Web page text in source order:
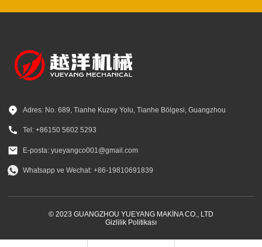
Adres: No. 689, Tianhe Kuzey Yolu, Tianhe Bölgesi, Guangzhou
Tel: +86150 5602 5293
E-posta: yueyangco001@gmail.com
Whatsapp ve Wechat: +86-19810691839
© 2023 GUANGZHOU YUEYANG MAKİNA CO., LTD
Gizlilik Politikası